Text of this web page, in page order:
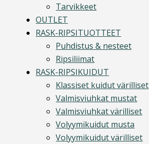
Tarvikkeet
OUTLET
RASK-RIPSITUOTTEET
Puhdistus & nesteet
Ripsiliimat
RASK-RIPSIKUIDUT
Klassiset kuidut värilliset
Valmisviuhkat mustat
Valmisviuhkat värilliset
Volyymikuidut musta
Volyymikuidut värilliset